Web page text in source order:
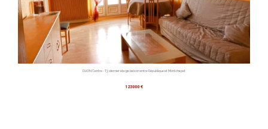
DIJON Centre - T3 dernier étage balcon entre République et Montchapet
123000 €